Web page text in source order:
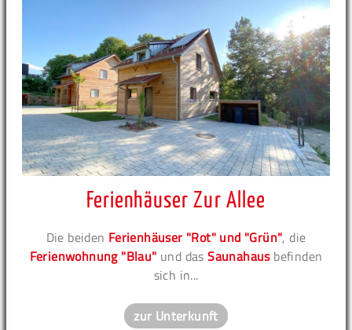
Ferienhäuser Zur Allee
Die beiden Ferienhäuser "Rot" und "Grün", die
Ferienwohnung "Blau" und dasSaunahausbefinden
sich in...
zur Unterkunft